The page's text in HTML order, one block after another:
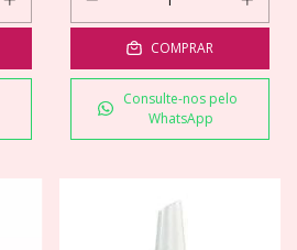
COMPRAR
Consulte-nos pelo
WhatsApp